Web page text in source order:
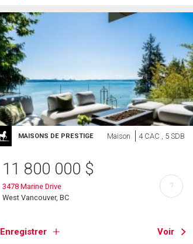
MAISONS DE PRESTIGE Maison 4 CAC , 5 SDB
11 800 000 $
3478 Marine Drive
West Vancouver, BC
Enregistrer Voir
?